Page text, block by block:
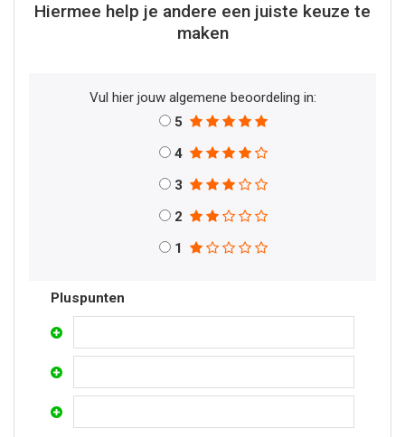
Hiermee help je andere een juiste keuze te
maken
Vul hier jouw algemene beoordeling in:
5
4
3
2
1
Pluspunten